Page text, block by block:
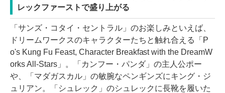
レックファーストで盛り上がる
「サンズ・コタイ・セントラル」のお楽しみといえば、
ドリームワークスのキャラクターたちと触れ合える「P
o's Kung Fu Feast, Character Breakfast with the DreamW
orks All-Stars」。「カンフー・パンダ」の主人公ポー
や、「マダガスカル」の敏腕なペンギンズにキング・ジ
ュリアン。「シュレック」のシュレックに長靴を履いた